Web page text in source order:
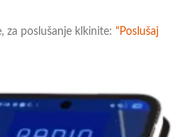
za poslušanje klkinite: "Poslušaj